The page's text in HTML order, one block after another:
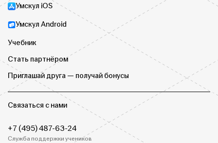
Умскул iOS
Умскул Android
Учебник
Стать партнёром
Приглашай друга — получай бонусы
Связаться с нами
+7 (495) 487-63-24
Служба поддержки учеников